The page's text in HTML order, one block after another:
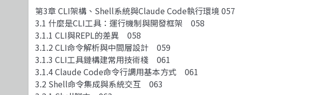
第3章 CLI架構、Shell系統與Claude Code執行環境 057
3.1 什麼是CLI工具：運行機制與開發框架 058
3.1.1 CLI與REPL的差異 058
3.1.2 CLI命令解析與中間層設計 059
3.1.3 CLI工具鏈構建常用技術棧 061
3.1.4 Claude Code命令行調用基本方式 061
3.2 Shell命令集成與系統交互 063